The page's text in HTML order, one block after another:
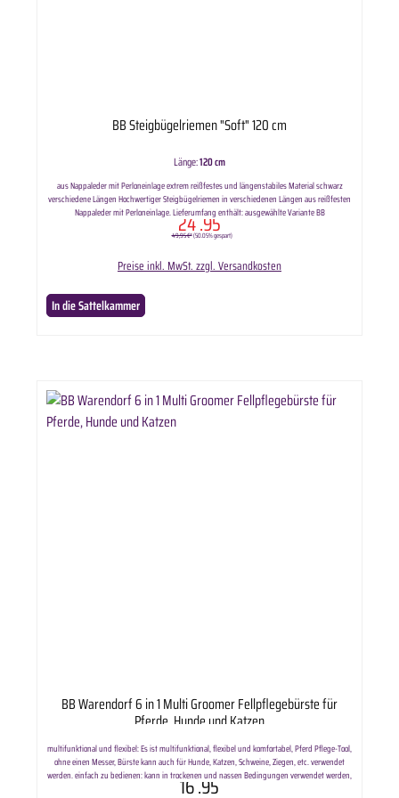
BB Steigbügelriemen "Soft" 120 cm
Länge:120 cm
aus Nappaleder mit Perloneinlage extrem reißfestes und längenstabiles Material schwarz
verschiedene Längen Hochwertiger Steigbügelriemen in verschiedenen Längen aus reißfesten
Nappaleder mit Perloneinlage. Lieferumfang enthält: ausgewählte Variante BB
Steigbügelriemen "Soft".
24.95
49,95 €*(50.05% gespart)
Preise inkl. MwSt. zzgl. Versandkosten
In die Sattelkammer
BB Warendorf 6 in 1 Multi Groomer Fellpflegebürste für
Pferde, Hunde und Katzen
multifunktional und flexibel: Es ist multifunktional, flexibel und komfortabel, Pferd Pflege-Tool,
ohne einen Messer, Bürste kann auch für Hunde, Katzen, Schweine, Ziegen, etc. verwendet
werden. einfach zu bedienen: kann in trockenen und nassen Bedingungen verwendet werden,
geeignet für die Schönheit der Massage auf alle Teile des Pferdes Körper. Praktische Spazz-
16.95